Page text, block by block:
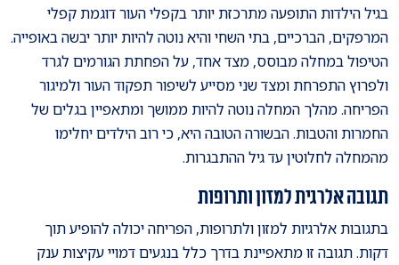
בגיל הילדות התופעה מתרכזת יותר בקפלי העור דוגמת קפלי
המרפקים, הברכיים, בתי השחי והיא נוטה להיות יותר יבשה באופייה.
הטיפול במחלה מבוסס, מצד אחד, על הפחתת הגורמים לגרד
ולפרוץ התפרחת ומצד שני מסייע לשיפור תפקוד העור ולמיגור
הפריחה. מהלך המחלה נוטה להיות ממושך ומתאפיין בגלים של
החמרות והטבות. הבשורה הטובה היא, כי רוב הילדים יחלימו
מהמחלה לחלוטין עד גיל ההתבגרות.
תגובה אלרגית למזון ותרופות
בתגובות אלרגיות למזון ולתרופות, הפריחה יכולה להופיע תוך
דקות. תגובה זו מתאפיינת בדרך כלל בנגעים דמויי עקיצות ענק